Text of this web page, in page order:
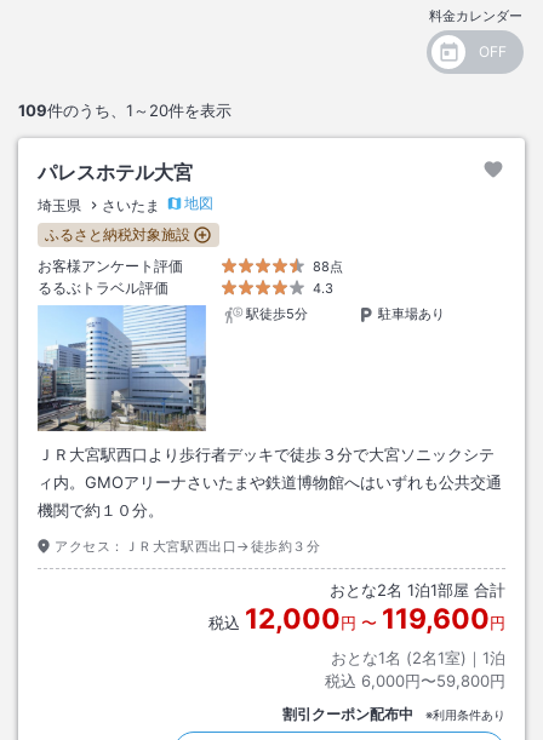
料金カレンダー
109件のうち、 1～20件を表示
パレスホテル大宮
埼玉県 さいたま
地図
ふるさと納税対象施設
お客様アンケート評価
88点
るるぶトラベル評価
4.3
駅徒歩5分
駐車場あり
ＪＲ大宮駅西口より歩行者デッキで徒歩３分で大宮ソニックシテ
ィ内。GMOアリーナさいたまや鉄道博物館へはいずれも公共交通
機関で約１０分。
アクセス： ＪＲ大宮駅西出口→徒歩約３分
おとな2名 1泊1部屋 合計
税込 12,000円 〜 119,600円
おとな1名 (2名1室)｜ 1泊
税込 6,000円〜59,800円
割引クーポン配布中 ※利用条件あり